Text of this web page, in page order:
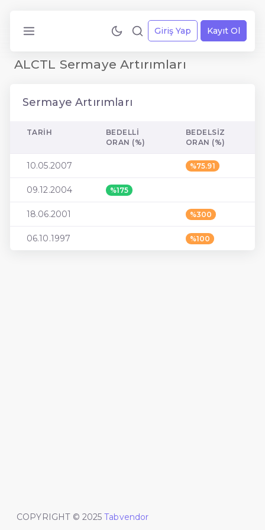
Giriş Yap Kayıt Ol
ALCTL Sermaye Artırımları
Sermaye Artırımları
TARIH
BEDELLI
ORAN (%)
BEDELSIZ
ORAN (%)
10.05.2007 %75.91
09.12.2004 %175
18.06.2001 %300
06.10.1997 %100
COPYRIGHT © 2025 Tabvendor